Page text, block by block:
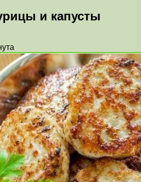
и капусты